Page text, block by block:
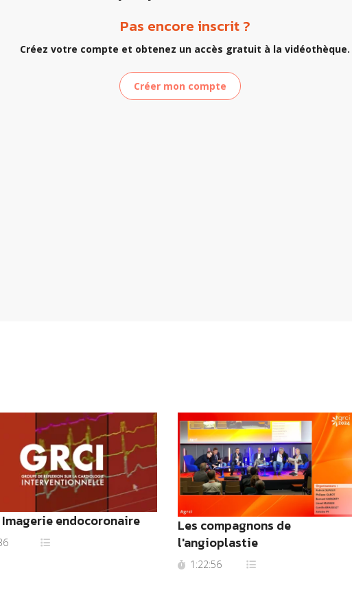
Pas encore inscrit ?
Créez votre compte et obtenez un accès gratuit à la vidéothèque.
Créer mon compte
Imagerie endocoronaire
Les compagnons de
l'angioplastie
1:22:56